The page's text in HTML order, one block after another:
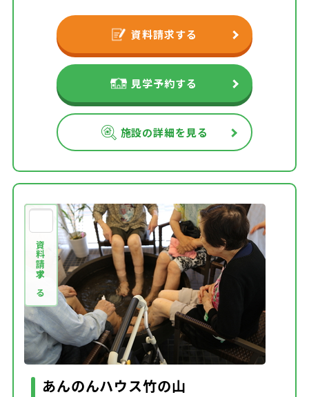
資料請求する
見学予約する
施設の詳細を見る
資料請求する
あんのんハウス竹の山